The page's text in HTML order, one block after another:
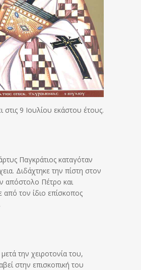
στις 9 Ιουλίου εκάστου έτους.
Παγκράτιος καταγόταν
Διδάχτηκε την πίστη στον
απόστολο Πέτρο και
από τον ίδιο επίσκοπος
την χειροτονία του,
στην επισκοπική του